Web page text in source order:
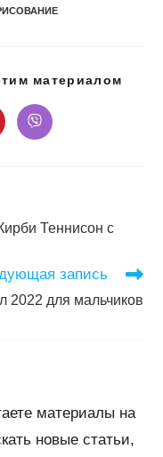
материалом
Открывается
в
Теннисон с
запись
2022 для мальчиков
материалы на
новые статьи,